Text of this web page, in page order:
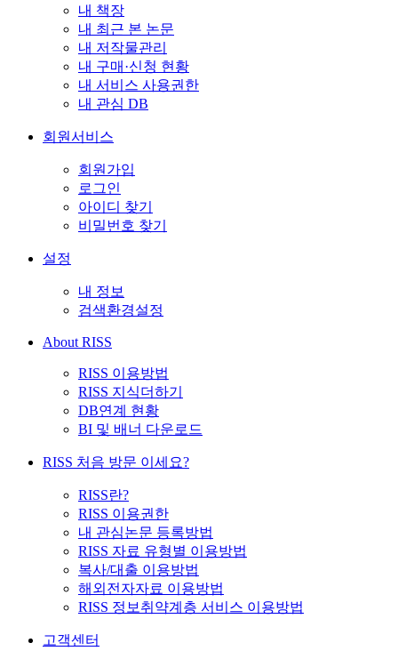
내 책장
내 최근 본 논문
내 저작물관리
내 구매·신청 현황
내 서비스 사용권한
내 관심 DB
회원서비스
회원가입
로그인
아이디 찾기
비밀번호 찾기
설정
내 정보
검색환경설정
About RISS
RISS 이용방법
RISS 지식더하기
DB연계 현황
BI 및 배너 다운로드
RISS 처음 방문 이세요?
RISS란?
RISS 이용권한
내 관심논문 등록방법
RISS 자료 유형별 이용방법
복사/대출 이용방법
해외전자자료 이용방법
RISS 정보취약계층 서비스 이용방법
고객센터